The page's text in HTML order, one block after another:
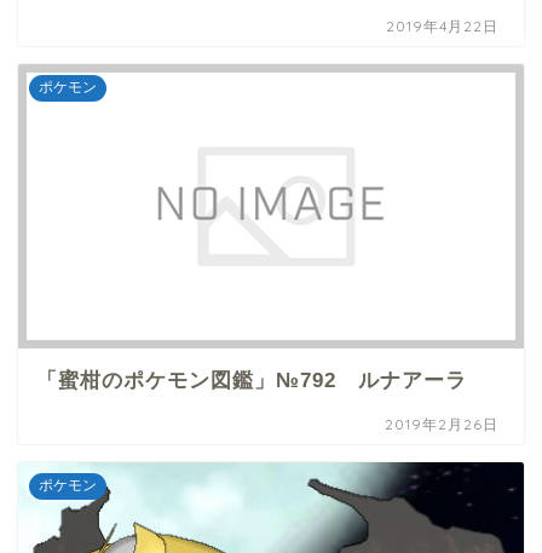
2019年4月22日
ポケモン
「蜜柑のポケモン図鑑」№792 ルナアーラ
2019年2月26日
ポケモン